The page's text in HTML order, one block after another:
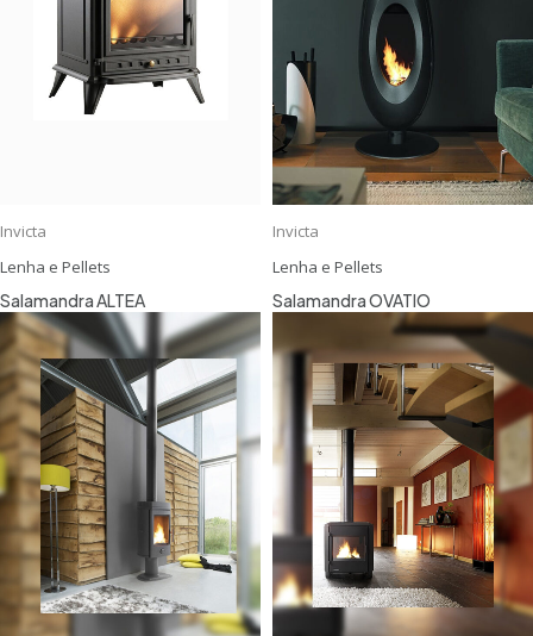
Invicta
Lenha e Pellets
Salamandra ALTEA
Invicta
Lenha e Pellets
Salamandra OVATIO